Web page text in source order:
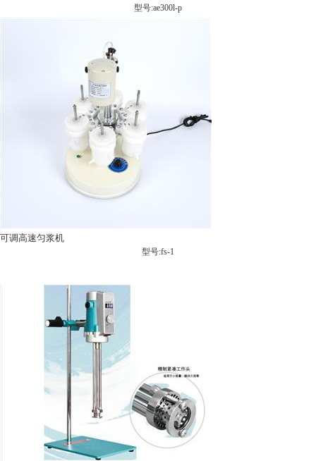
型号:ae300l-p
可调高速匀浆机
型号:fs-1